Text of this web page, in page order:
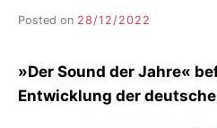
Posted on 28/12/2022
I
K
»Der Sound der Jahre«
Entwicklung der